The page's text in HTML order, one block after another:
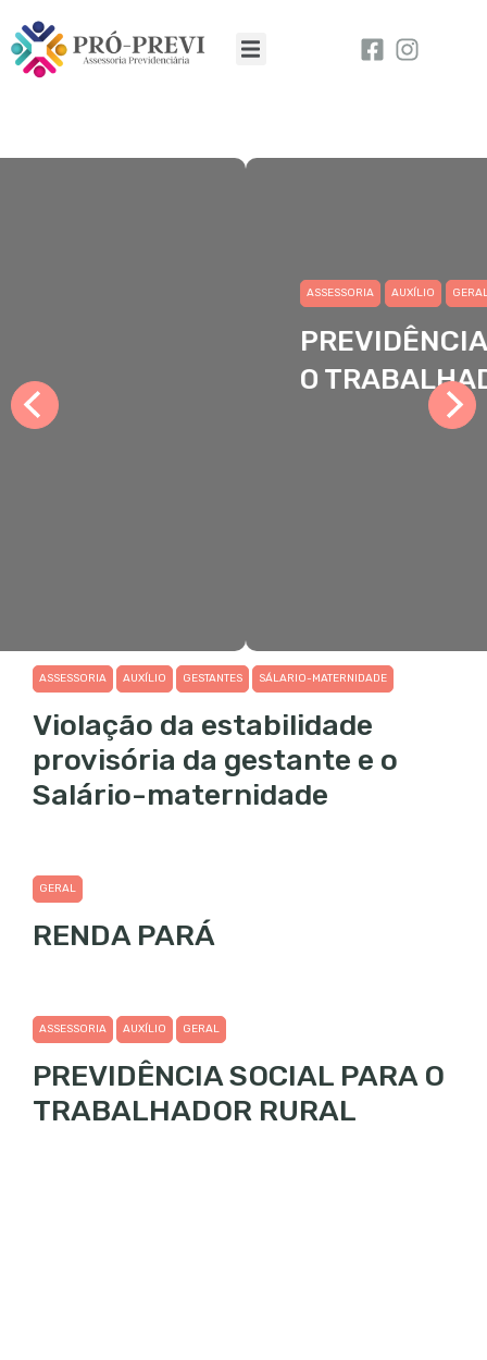
PREVIDÊNCIA SOCIAL PARA
O TRABALHADOR RURAL
ASSESSORIA AUXÍLIO GESTANTES SÁLARIO-MATERNIDADE
Violação da estabilidade
provisória da gestante e o
Salário-maternidade
GERAL
RENDA PARÁ
ASSESSORIA AUXÍLIO GERAL
PREVIDÊNCIA SOCIAL PARA O
TRABALHADOR RURAL